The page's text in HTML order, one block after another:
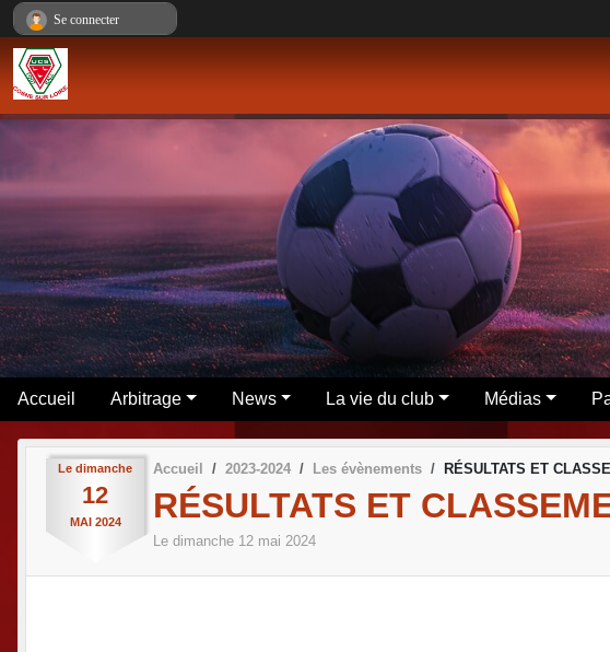
Accueil Arbitrage News La vie du club Médias
Le dimanche
12
MAI 2024
Accueil 2023-2024 Les évènements RÉSULTATS ET
RÉSULTATS ET
Le dimanche 12 mai 2024
Se connecter
Panneau de gestion des cookies